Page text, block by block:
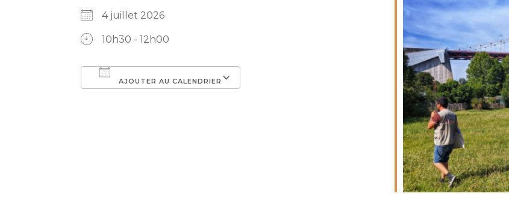
4 juillet 2026
10h30 - 12h00
AJOUTER AU CALENDRIER
iCalendar